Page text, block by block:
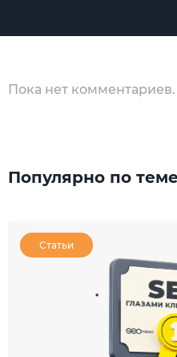
Пока нет
Популярно по
Статьи